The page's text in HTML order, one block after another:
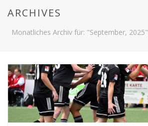
ARCHIVES
Monatliches Archiv für: "September, 2025"